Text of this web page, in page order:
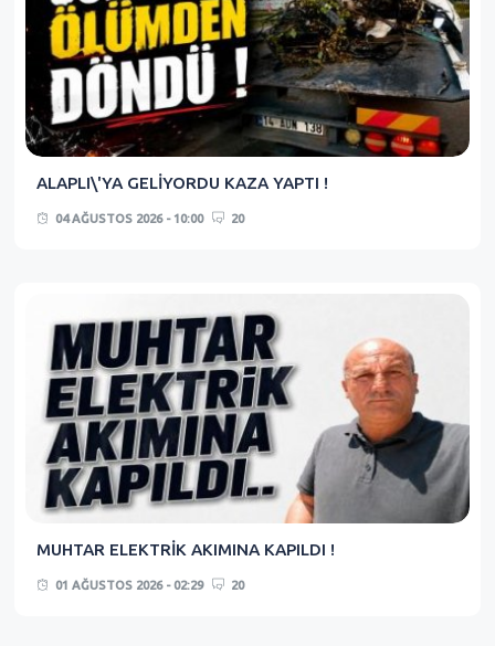
ALAPLI\'YA GELİYORDU KAZA YAPTI !
04 AĞUSTOS 2026 - 10:00 20
MUHTAR ELEKTRİK AKIMINA KAPILDI !
01 AĞUSTOS 2026 - 02:29 20